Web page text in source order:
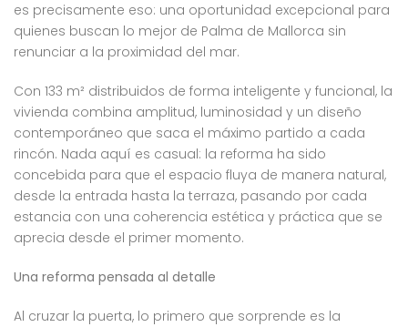
es precisamente eso: una oportunidad excepcional para
quienes buscan lo mejor de Palma de Mallorca sin
renunciar a la proximidad del mar.
Con 133 m² distribuidos de forma inteligente y funcional, la
vivienda combina amplitud, luminosidad y un diseño
contemporáneo que saca el máximo partido a cada
rincón. Nada aquí es casual: la reforma ha sido
concebida para que el espacio fluya de manera natural,
desde la entrada hasta la terraza, pasando por cada
estancia con una coherencia estética y práctica que se
aprecia desde el primer momento.
Una reforma pensada al detalle
Al cruzar la puerta, lo primero que sorprende es la